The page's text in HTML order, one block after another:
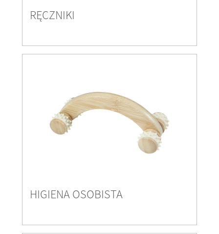
RĘCZNIKI
HIGIENA OSOBISTA